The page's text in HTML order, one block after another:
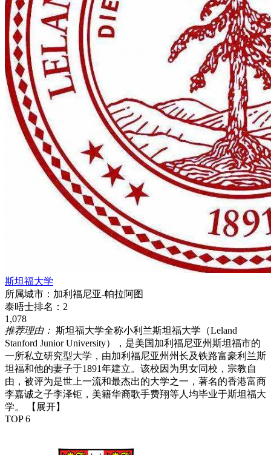
斯坦福大学
所属城市： 加利福尼亚-帕拉阿图
泰晤士排名： 2
1,078
推荐理由： 斯坦福大学全称小利兰斯坦福大学（Leland
Stanford Junior University），是美国加利福尼亚州斯坦福市的
一所私立研究型大学，由加利福尼亚州州长及铁路富豪利兰斯
坦福和他的妻子于1891年建立。该校因为男女同校，宗教自
由，被评为是世上一流和最杰出的大学之一，著名的香港富商
李嘉诚之子李泽钜，美籍华裔歌手费翔等人均毕业于斯坦福大
学。
【展开】
TOP 6